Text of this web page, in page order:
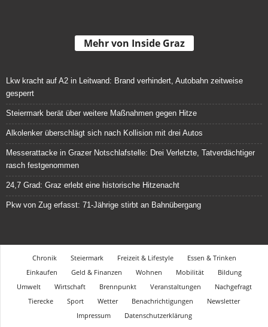
Mehr von Inside Graz
Lkw kracht auf A2 in Leitwand: Brand verhindert, Autobahn zeitweise
gesperrt
Steiermark berät über weitere Maßnahmen gegen Hitze
Alkolenker überschlägt sich nach Kollision mit drei Autos
Messerattacke in Grazer Notschlafstelle: Drei Verletzte, Tatverdächtiger
rasch festgenommen
24,7 Grad: Graz erlebt eine historische Hitzenacht
Pkw von Zug erfasst: 71-Jährige stirbt an Bahnübergang
Chronik Steiermark Freizeit & Lifestyle
Essen & Trinken
Einkaufen
Geld & Finanzen Wohnen Mobilität
Bildung
Umwelt
Wirtschaft Brennpunkt Veranstaltungen
Nachgefragt
Tierecke
Sport Wetter Benachrichtigungen
Newsletter
Impressum
Datenschutzerklärung